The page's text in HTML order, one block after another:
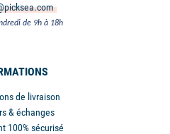
de 9h à 18h
de livraison
& échanges
100% sécurisé